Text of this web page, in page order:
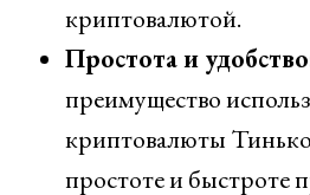
криптовалютой.
Простота и
преимущество
криптовалюты
простоте и быстроте